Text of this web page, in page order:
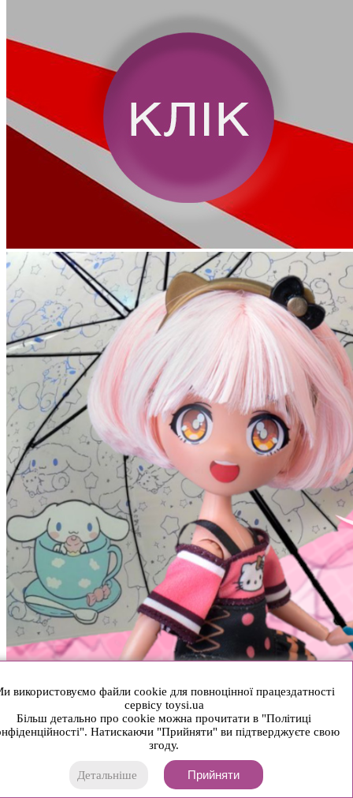
використовуємо файли cookie для повноцінної працездатності
сервісу toysi.ua
Більш детально про cookie можна прочитати в "Політиці
Натискаючи "Прийняти" ви підтверджуєте свою
згоду.
Детальніше Прийняти